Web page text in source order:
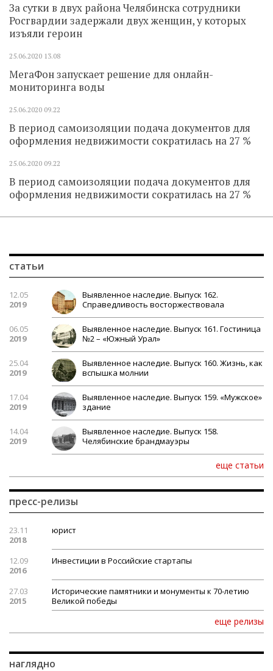
За сутки в двух района Челябинска сотрудники
Росгвардии задержали двух женщин, у которых
изъяли героин
25.06.2020 13.08
МегаФон запускает решение для онлайн-
мониторинга воды
25.06.2020 09.22
В период самоизоляции подача документов для
оформления недвижимости сократилась на 27 %
25.06.2020 09.22
В период самоизоляции подача документов для
оформления недвижимости сократилась на 27 %
статьи
12.05
2019
Выявленное наследие. Выпуск 162.
Справедливость восторжествовала
06.05
2019
Выявленное наследие. Выпуск 161. Гостиница
№2 – «Южный Урал»
25.04
2019
Выявленное наследие. Выпуск 160. Жизнь, как
вспышка молнии
17.04
2019
Выявленное наследие. Выпуск 159. «Мужское»
здание
14.04
2019
Выявленное наследие. Выпуск 158.
Челябинские брандмауэры
еще статьи
пресс-релизы
23.11
2018
юрист
12.09
2016
Инвестиции в Российские стартапы
27.03
2015
Исторические памятники и монументы к 70-летию
Великой победы
еще релизы
наглядно